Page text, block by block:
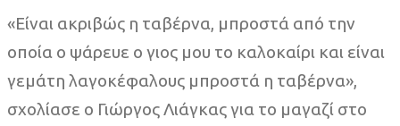
«Είναι ακριβώς η ταβέρνα, μπροστά από την
οποία ο ψάρευε ο γιος μου το καλοκαίρι και είναι
γεμάτη λαγοκέφαλους μπροστά η ταβέρνα»,
σχολίασε ο Γιώργος Λιάγκας για το μαγαζί στο